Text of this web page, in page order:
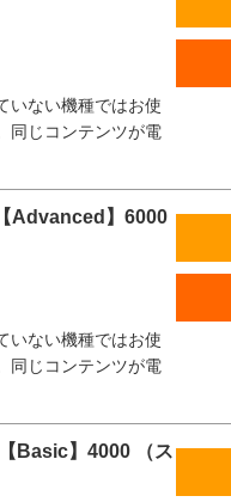
いない機種ではお使
同じコンテンツが電
Advanced】6000
いない機種ではお使
同じコンテンツが電
Basic】4000 （ス